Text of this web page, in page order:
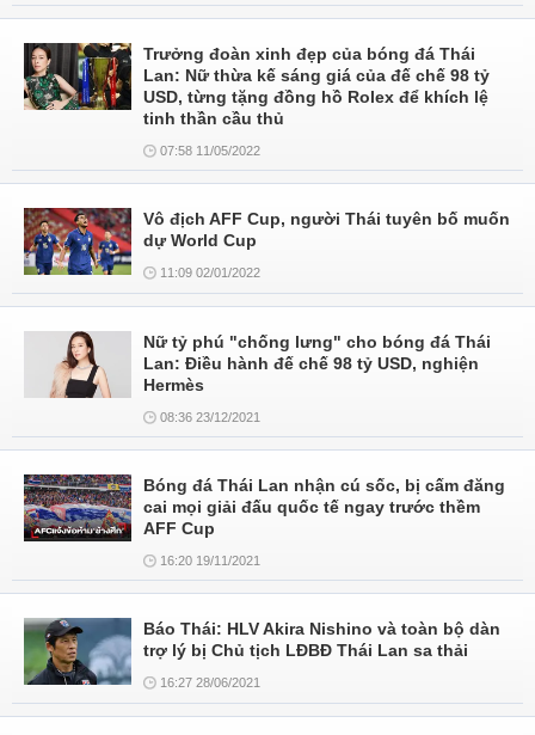
Trưởng đoàn xinh đẹp của bóng đá Thái
Lan: Nữ thừa kế sáng giá của đế chế 98 tỷ
USD, từng tặng đồng hồ Rolex để khích lệ
tinh thần cầu thủ
07:58 11/05/2022
Vô địch AFF Cup, người Thái tuyên bố muốn
dự World Cup
11:09 02/01/2022
Nữ tỷ phú "chống lưng" cho bóng đá Thái
Lan: Điều hành đế chế 98 tỷ USD, nghiện
Hermès
08:36 23/12/2021
Bóng đá Thái Lan nhận cú sốc, bị cấm đăng
cai mọi giải đấu quốc tế ngay trước thềm
AFF Cup
16:20 19/11/2021
Báo Thái: HLV Akira Nishino và toàn bộ dàn
trợ lý bị Chủ tịch LĐBĐ Thái Lan sa thải
16:27 28/06/2021